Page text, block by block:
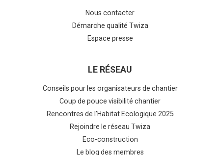
Nous contacter
Démarche qualité Twiza
Espace presse
LE RÉSEAU
Conseils pour les organisateurs de chantier
Coup de pouce visibilité chantier
Rencontres de l'Habitat Ecologique 2025
Rejoindre le réseau Twiza
Eco-construction
Le blog des membres